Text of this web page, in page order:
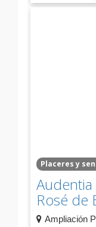
Placeres y
Audentia
Rosé de
Ampliación